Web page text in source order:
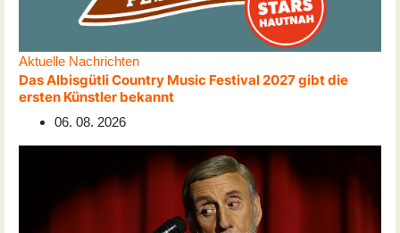
Aktuelle Nachrichten
Das Albisgütli Country Music Festival 2027 gibt die
ersten Künstler bekannt
06. 08. 2026